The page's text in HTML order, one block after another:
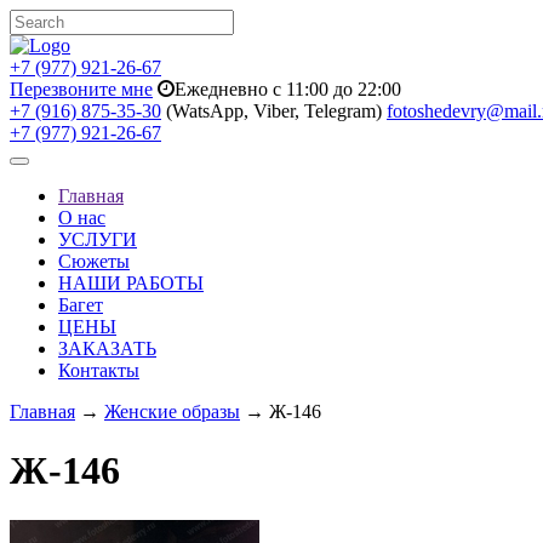
+7 (977) 921-26-67
Перезвоните мне
Ежедневно с 11:00 до 22:00
+7 (916) 875-35-30 (WatsApp, Viber, Telegram)
+7 (977) 921-26-67
Toggle
navigationГлавная
О нас
УСЛУГИ
Сюжеты
НАШИ РАБОТЫ
Багет
ЦЕНЫ
ЗАКАЗАТЬ
Контакты
Главная → Женские образы → Ж-146
Ж-146